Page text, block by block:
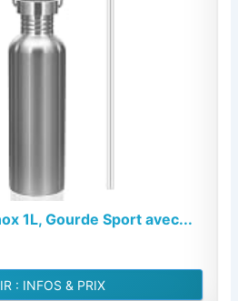
1L, Gourde Sport avec...
: INFOS & PRIX